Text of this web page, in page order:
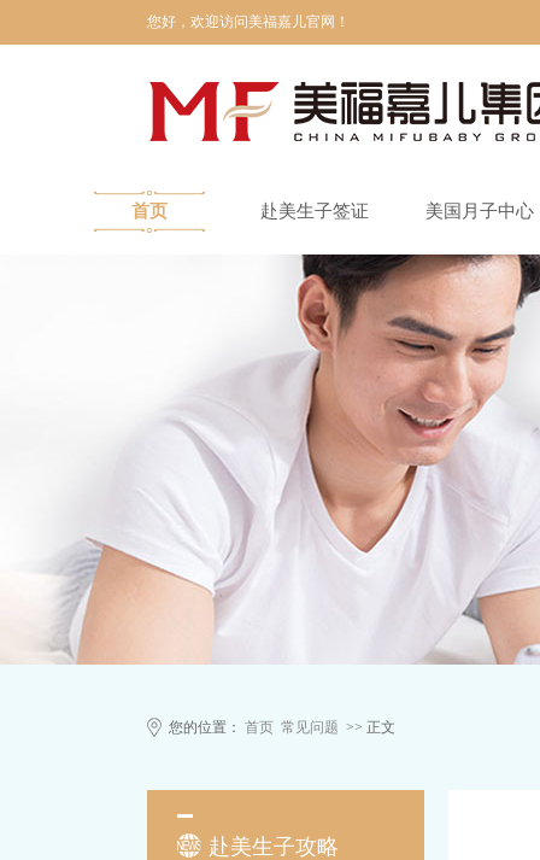
您好，欢迎访问美福嘉儿官网！
首页 赴美生子签证 美国月子中心
您的位置： 首页 常见问题 >> 正文
赴美生子攻略